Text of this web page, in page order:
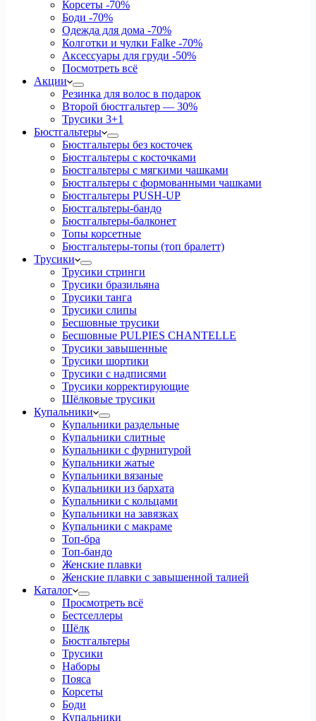
Корсеты -70%
Боди -70%
Одежда для дома -70%
Колготки и чулки Falke -70%
Аксессуары для груди -50%
Посмотреть всё
Акции
Резинка для волос в подарок
Второй бюстгальтер — 30%
Трусики 3+1
Бюстгальтеры
Бюстгальтеры без косточек
Бюстгальтеры с косточками
Бюстгальтеры с мягкими чашками
Бюстгальтеры с формованными чашками
Бюстгальтеры PUSH-UP
Бюстгальтеры-бандо
Бюстгальтеры-балконет
Топы корсетные
Бюстгальтеры-топы (топ бралетт)
Трусики
Трусики стринги
Трусики бразильяна
Трусики танга
Трусики слипы
Бесшовные трусики
Бесшовные PULPIES CHANTELLE
Трусики завышенные
Трусики шортики
Трусики с надписями
Трусики корректирующие
Шёлковые трусики
Купальники
Купальники раздельные
Купальники слитные
Купальники с фурнитурой
Купальники жатые
Купальники вязаные
Купальники из бархата
Купальники с кольцами
Купальники на завязках
Купальники с макраме
Топ-бра
Топ-бандо
Женские плавки
Женские плавки с завышенной талией
Каталог
Просмотреть всё
Бестселлеры
Шёлк
Бюстгальтеры
Трусики
Наборы
Пояса
Корсеты
Боди
Купальники